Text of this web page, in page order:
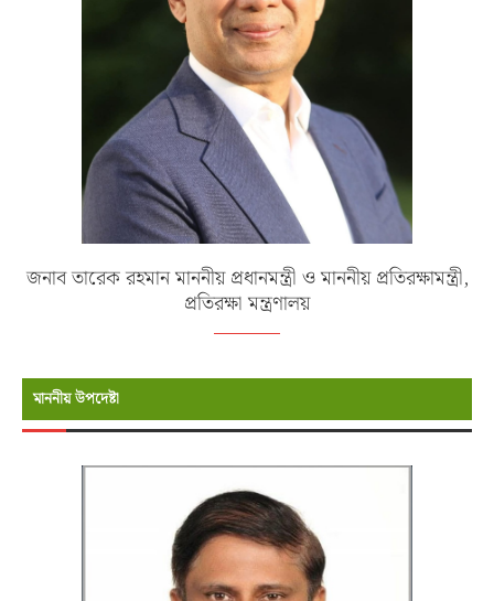
জনাব তারেক রহমান মাননীয় প্রধানমন্ত্রী ও মাননীয় প্রতিরক্ষামন্ত্রী,
প্রতিরক্ষা মন্ত্রণালয়
মাননীয় উপদেষ্টা